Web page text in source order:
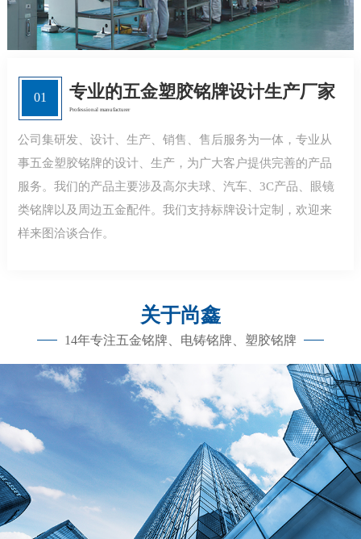
专业的五金塑胶铭牌设计生产厂家
Professional manufacturer
01
公司集研发、设计、生产、销售、售后服务为一体，专业从
事五金塑胶铭牌的设计、生产，为广大客户提供完善的产品
服务。我们的产品主要涉及高尔夫球、汽车、3C产品、眼镜
类铭牌以及周边五金配件。我们支持标牌设计定制，欢迎来
样来图洽谈合作。
关于尚鑫
14年专注五金铭牌、电铸铭牌、塑胶铭牌